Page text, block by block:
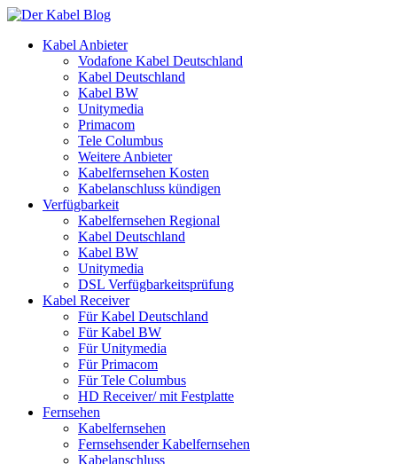
Kabel Anbieter
Vodafone Kabel Deutschland
Kabel Deutschland
Kabel BW
Unitymedia
Primacom
Tele Columbus
Weitere Anbieter
Kabelfernsehen Kosten
Kabelanschluss kündigen
Verfügbarkeit
Kabelfernsehen Regional
Kabel Deutschland
Kabel BW
Unitymedia
DSL Verfügbarkeitsprüfung
Kabel Receiver
Für Kabel Deutschland
Für Kabel BW
Für Unitymedia
Für Primacom
Für Tele Columbus
HD Receiver/ mit Festplatte
Fernsehen
Kabelfernsehen
Fernsehsender Kabelfernsehen
Kabelanschluss